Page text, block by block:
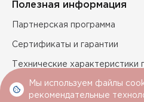
Полезная информация
Партнерская программа
Сертификаты и гарантии
Технические характеристики
Мы используем файлы
рекомендательные